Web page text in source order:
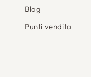
Blog
Punti vendita